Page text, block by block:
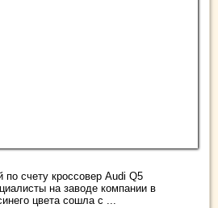
счету кроссовер Audi Q5
на заводе компании в
цвета сошла с ...